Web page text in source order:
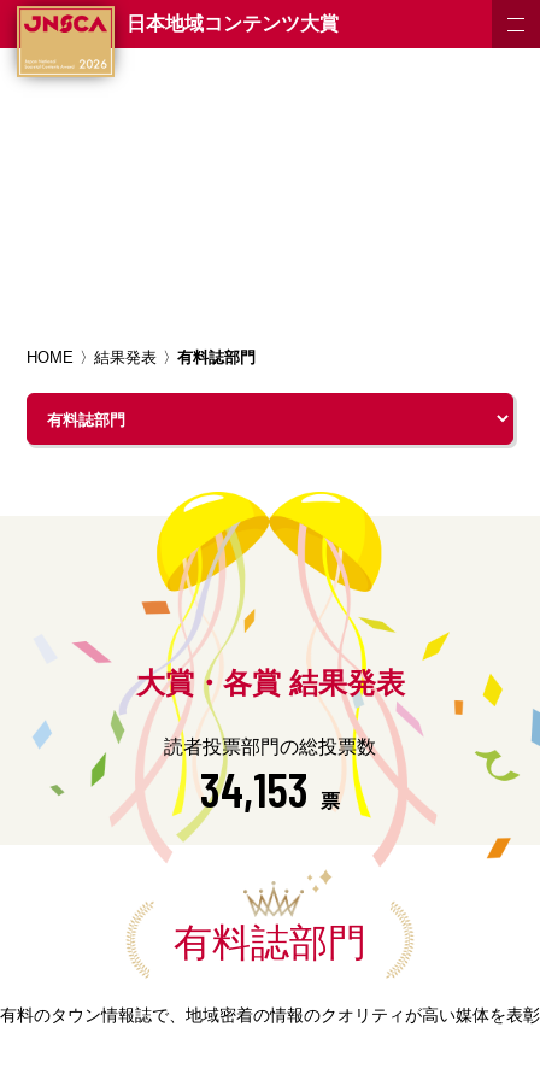
日本地域コンテンツ大賞
HOME 結果発表 有料誌部門
大賞・各賞 結果発表
読者投票部門の総投票数
34,153 票
有料誌部門
有料のタウン情報誌で、地域密着の情報のクオリティが高い媒体を表彰